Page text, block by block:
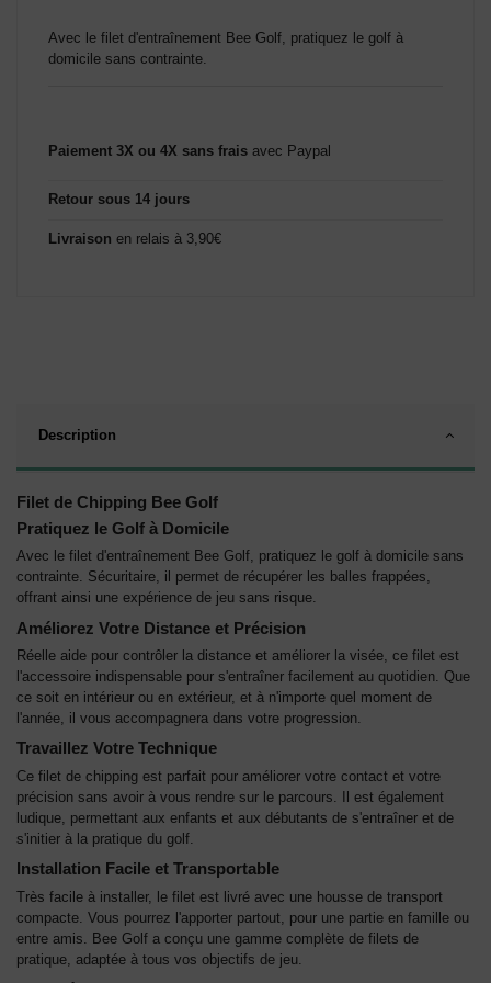
Avec le filet d'entraînement Bee Golf, pratiquez le golf à
domicile sans contrainte.
Paiement 3X ou 4X sans frais avec Paypal
Retour sous 14 jours
Livraison en relais à 3,90€
Description
Filet de Chipping Bee Golf
Pratiquez le Golf à Domicile
Avec le filet d'entraînement Bee Golf, pratiquez le golf à domicile sans
contrainte. Sécuritaire, il permet de récupérer les balles frappées,
offrant ainsi une expérience de jeu sans risque.
Améliorez Votre Distance et Précision
Réelle aide pour contrôler la distance et améliorer la visée, ce filet est
l'accessoire indispensable pour s'entraîner facilement au quotidien. Que
ce soit en intérieur ou en extérieur, et à n'importe quel moment de
l'année, il vous accompagnera dans votre progression.
Travaillez Votre Technique
Ce filet de chipping est parfait pour améliorer votre contact et votre
précision sans avoir à vous rendre sur le parcours. Il est également
ludique, permettant aux enfants et aux débutants de s'entraîner et de
s'initier à la pratique du golf.
Installation Facile et Transportable
Très facile à installer, le filet est livré avec une housse de transport
compacte. Vous pourrez l'apporter partout, pour une partie en famille ou
entre amis. Bee Golf a conçu une gamme complète de filets de
pratique, adaptée à tous vos objectifs de jeu.